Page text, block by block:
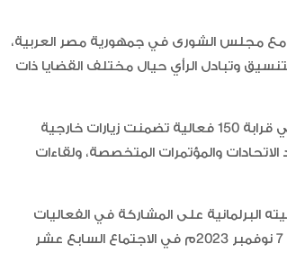
مجلس الشورى في جمهورية مصر العربية،
وتبادل الرأي حيال مختلف القضايا ذات
وشاركت وفود المجلس من خلال ممارسة الدبلوماسية البرلمانية في قرابة 150 فعالية تضمنت زيارات خارجية
والمؤتمرات المتخصصة، ولقاءات
على المشاركة في الفعاليات
البرلمانية الخليجية والعربية والإسلامية والدولية، فقد شارك بتاريخ 7 نوفمبر 2023م في الاجتماع السابع عشر